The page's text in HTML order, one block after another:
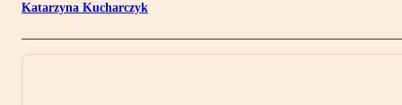
Katarzyna Kucharczyk